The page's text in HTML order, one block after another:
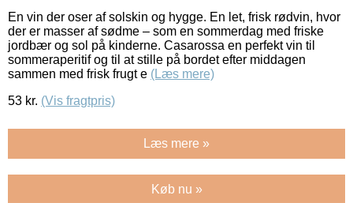
En vin der oser af solskin og hygge. En let, frisk rødvin, hvor
der er masser af sødme – som en sommerdag med friske
jordbær og sol på kinderne. Casarossa en perfekt vin til
sommeraperitif og til at stille på bordet efter middagen
sammen med frisk frugt e (Læs mere)
53 kr. (Vis fragtpris)
Læs mere »
Køb nu »